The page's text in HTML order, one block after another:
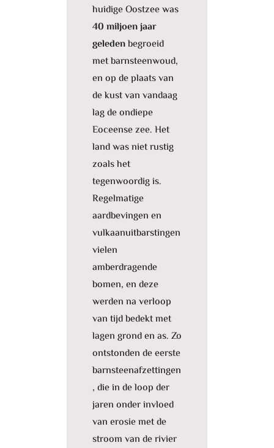
huidige Oostzee was
40 miljoen jaar
geledenbegroeid
met barnsteenwoud,
en op de plaats van
de kust van vandaag
lag de ondiepe
Eoceense zee. Het
land was niet rustig
zoals het
tegenwoordig is.
Regelmatige
aardbevingen en
vulkaanuitbarstingen
vielen
amberdragende
bomen, en deze
werden na verloop
van tijd bedekt met
lagen grond en as. Zo
ontstonden de eerste
barnsteenafzettingen
, die in de loop der
jaren onder invloed
van erosie met de
stroom van de rivier